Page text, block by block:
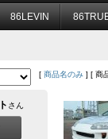
86LEVIN
[ 商品名のみ ] [ 商
さん